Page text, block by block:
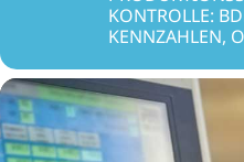
KONTROLLE:
KENNZAHLEN,